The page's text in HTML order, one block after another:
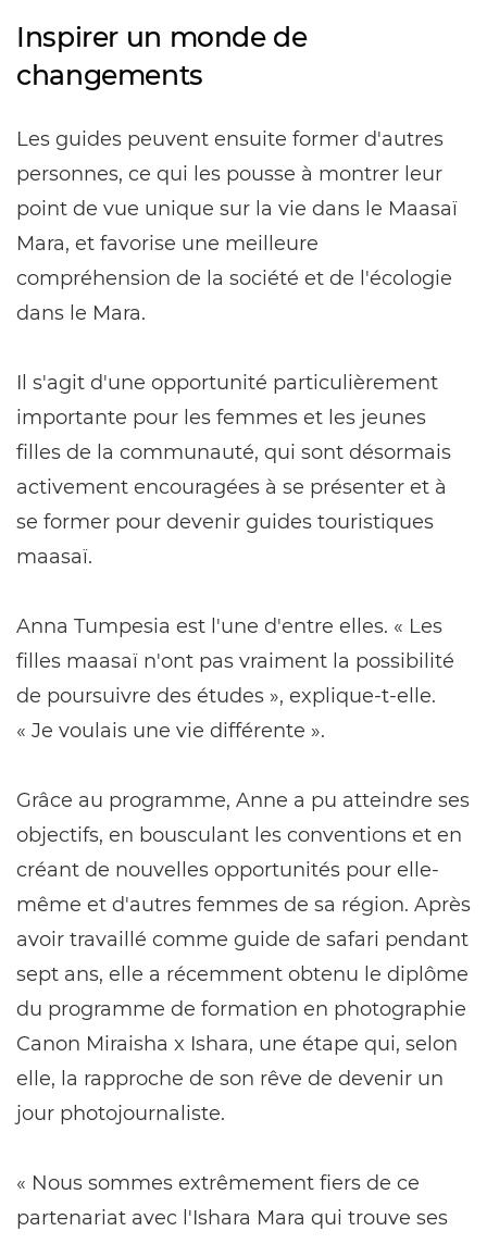
Inspirer un monde de
changements
Les guides peuvent ensuite former d'autres
personnes, ce qui les pousse à montrer leur
point de vue unique sur la vie dans le Maasaï
Mara, et favorise une meilleure
compréhension de la société et de l'écologie
dans le Mara.
Il s'agit d'une opportunité particulièrement
importante pour les femmes et les jeunes
filles de la communauté, qui sont désormais
activement encouragées à se présenter et à
se former pour devenir guides touristiques
maasaï.
Anna Tumpesia est l'une d'entre elles. « Les
filles maasaï n'ont pas vraiment la possibilité
de poursuivre des études », explique-t-elle.
« Je voulais une vie différente ».
Grâce au programme, Anne a pu atteindre ses
objectifs, en bousculant les conventions et en
créant de nouvelles opportunités pour elle-
même et d'autres femmes de sa région. Après
avoir travaillé comme guide de safari pendant
sept ans, elle a récemment obtenu le diplôme
du programme de formation en photographie
Canon Miraisha x Ishara, une étape qui, selon
elle, la rapproche de son rêve de devenir un
jour photojournaliste.
« Nous sommes extrêmement fiers de ce
partenariat avec l'Ishara Mara qui trouve ses